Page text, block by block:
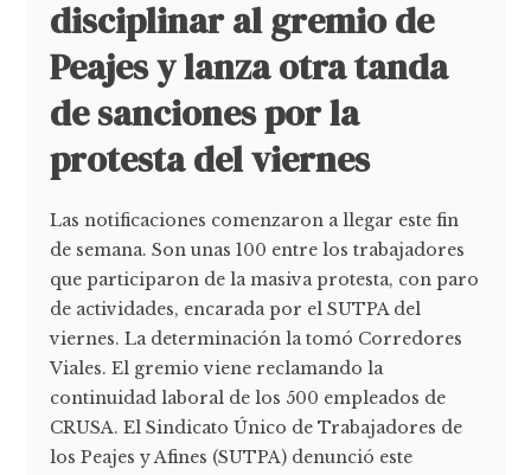
disciplinar al gremio de
Peajes y lanza otra tanda
de sanciones por la
protesta del viernes
Las notificaciones comenzaron a llegar este fin
de semana. Son unas 100 entre los trabajadores
que participaron de la masiva protesta, con paro
de actividades, encarada por el SUTPA del
viernes. La determinación la tomó Corredores
Viales. El gremio viene reclamando la
continuidad laboral de los 500 empleados de
CRUSA. El Sindicato Único de Trabajadores de
los Peajes y Afines (SUTPA) denunció este